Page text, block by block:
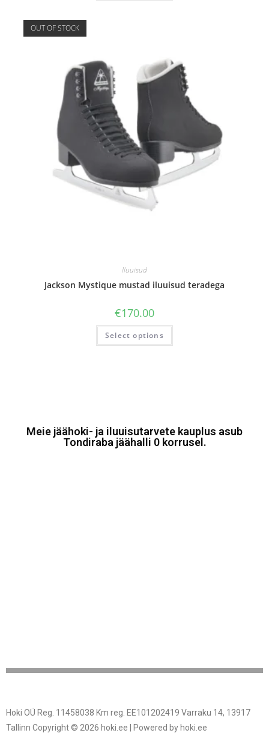
OUT OF STOCK
Iluuisud
Jackson Mystique mustad iluuisud teradega
€170.00
Select options
Meie jäähoki- ja iluuisutarvete kauplus asub
Tondiraba jäähalli 0 korrusel.
Hoki OÜ Reg. 11458038 Km reg. EE101202419 Varraku 14, 13917
Tallinn Copyright © 2026 hoki.ee | Powered by hoki.ee